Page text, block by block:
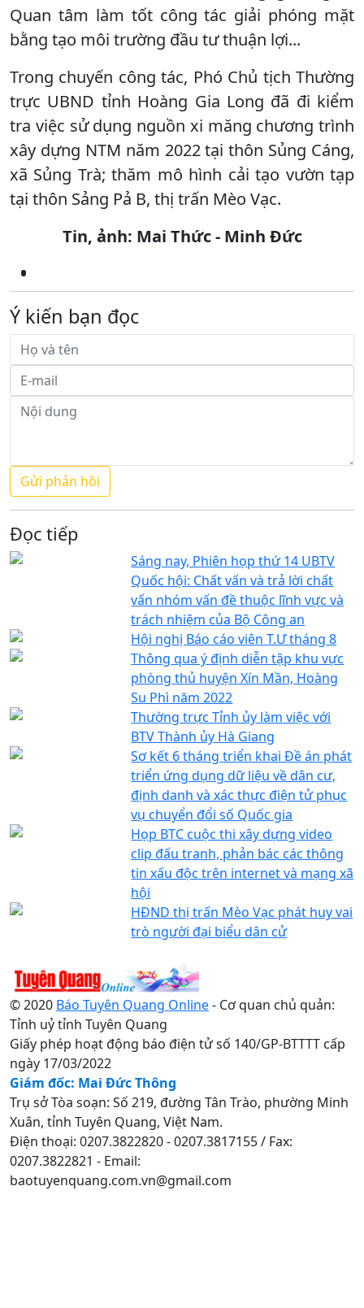
Quan tâm làm tốt công tác giải phóng mặt
bằng tạo môi trường đầu tư thuận lợi...
Trong chuyến công tác, Phó Chủ tịch Thường
trực UBND tỉnh Hoàng Gia Long đã đi kiểm
tra việc sử dụng nguồn xi măng chương trình
xây dựng NTM năm 2022 tại thôn Sủng Cáng,
xã Sủng Trà; thăm mô hình cải tạo vườn tạp
tại thôn Sảng Pả B, thị trấn Mèo Vạc.
Tin, ảnh: Mai Thức - Minh Đức
Ý kiến bạn đọc
Đọc tiếp
Sáng nay, Phiên họp thứ 14 UBTV
Quốc hội: Chất vấn và trả lời chất
vấn nhóm vấn đề thuộc lĩnh vực và
trách nhiệm của Bộ Công an
Hội nghị Báo cáo viên T.Ư tháng 8
Thông qua ý định diễn tập khu vực
phòng thủ huyện Xín Mần, Hoàng
Su Phì năm 2022
Thường trực Tỉnh ủy làm việc với
BTV Thành ủy Hà Giang
Sơ kết 6 tháng triển khai Đề án phát
triển ứng dụng dữ liệu về dân cư,
định danh và xác thực điện tử phục
vụ chuyển đổi số Quốc gia
Họp BTC cuộc thi xây dựng video
clip đấu tranh, phản bác các thông
tin xấu độc trên internet và mạng xã
hội
HĐND thị trấn Mèo Vạc phát huy vai
trò người đại biểu dân cử
© 2020 Báo Tuyên Quang Online- Cơ quan chủ quản:
Tỉnh uỷ tỉnh Tuyên Quang
Giấy phép hoạt động báo điện tử số 140/GP-BTTTT cấp
ngày 17/03/2022
Giám đốc: Mai Đức Thông
Trụ sở Tòa soạn: Số 219, đường Tân Trào, phường Minh
Xuân, tỉnh Tuyên Quang, Việt Nam.
Điện thoại: 0207.3822820 - 0207.3817155 / Fax:
0207.3822821 - Email:
baotuyenquang.com.vn@gmail.com